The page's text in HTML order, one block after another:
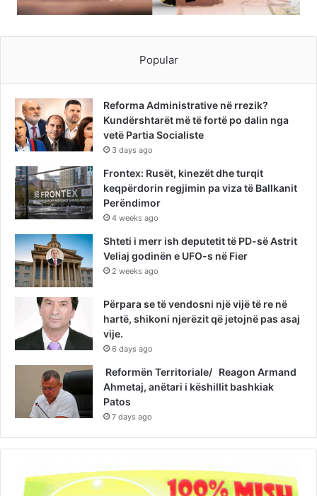
Popular
Reforma Administrative në rrezik?
Kundërshtarët më të fortë po dalin nga
vetë Partia Socialiste
3 days ago
Frontex: Rusët, kinezët dhe turqit
keqpërdorin regjimin pa viza të Ballkanit
Perëndimor
4 weeks ago
Shteti i merr ish deputetit të PD-së Astrit
Veliaj godinën e UFO-s në Fier
2 weeks ago
Përpara se të vendosni një vijë të re në
hartë, shikoni njerëzit që jetojnë pas asaj
vije.
6 days ago
Reformën Territoriale/ Reagon Armand
Ahmetaj, anëtari i këshillit bashkiak
Patos
7 days ago